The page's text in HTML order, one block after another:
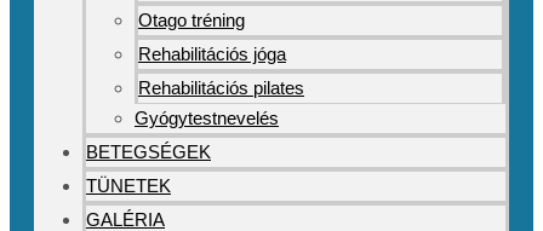
Otago tréning
Rehabilitációs jóga
Rehabilitációs pilates
Gyógytestnevelés
BETEGSÉGEK
TÜNETEK
GALÉRIA